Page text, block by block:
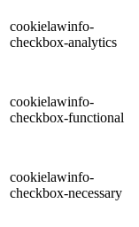
cookielawinfo-
checkbox-analytics
cookielawinfo-
checkbox-functional
cookielawinfo-
checkbox-necessary